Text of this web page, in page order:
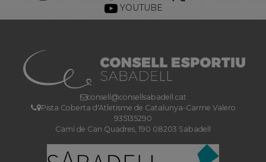
YOUTUBE
consell@consellsabadell.cat
Pista Coberta d'Atletisme de Catalunya-Carme Valero
935135290
Camí de Can Quadres, 190 08203 Sabadell